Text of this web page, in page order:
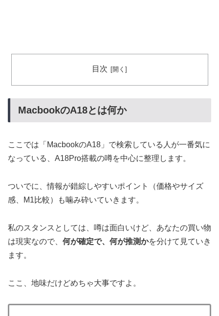
目次
MacbookのA18とは何か
ここでは「MacbookのA18」で検索している人が一番気に
なっている、A18Pro搭載の噂を中心に整理します。
ついでに、情報が錯綜しやすいポイント（価格やサイズ
感、M1比較）も噛み砕いていきます。
私のスタンスとしては、噂は面白いけど、あなたの買い物
は現実なので、 何が確定で、何が推測かを分けて見ていき
ます。
ここ、地味だけどめちゃ大事ですよ。